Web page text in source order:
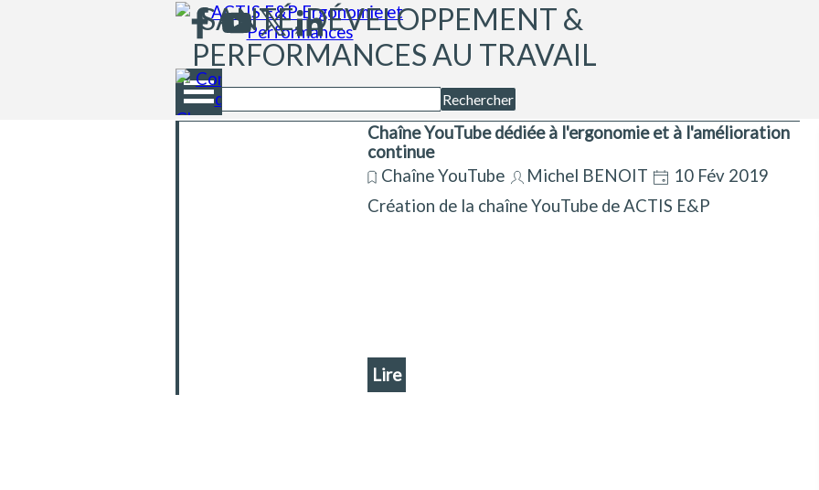
SANTÉ, DÉVELOPPEMENT &
PERFORMANCES AU TRAVAIL
Rechercher
Sauter le menu
Chaîne YouTube dédiée à l'ergonomie et à l'amélioration
continue
Chaîne YouTube
Michel BENOIT
10 Fév 2019
Création de la chaîne YouTube de ACTIS E&P
Lire